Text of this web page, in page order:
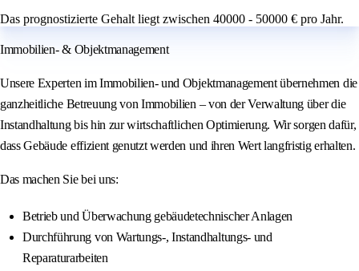
Das prognostizierte Gehalt liegt zwischen 40000 - 50000 € pro Jahr.
Immobilien- & Objektmanagement
Unsere Experten im Immobilien- und Objektmanagement übernehmen die
ganzheitliche Betreuung von Immobilien – von der Verwaltung über die
Instandhaltung bis hin zur wirtschaftlichen Optimierung. Wir sorgen dafür,
dass Gebäude effizient genutzt werden und ihren Wert langfristig erhalten.
Das machen Sie bei uns:
Betrieb und Überwachung gebäudetechnischer Anlagen
Durchführung von Wartungs-, Instandhaltungs- und
Reparaturarbeiten